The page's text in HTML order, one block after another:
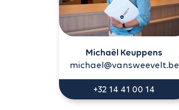
Michaël Keuppens
michael@vansweevelt.be
+32 14 41 00 14